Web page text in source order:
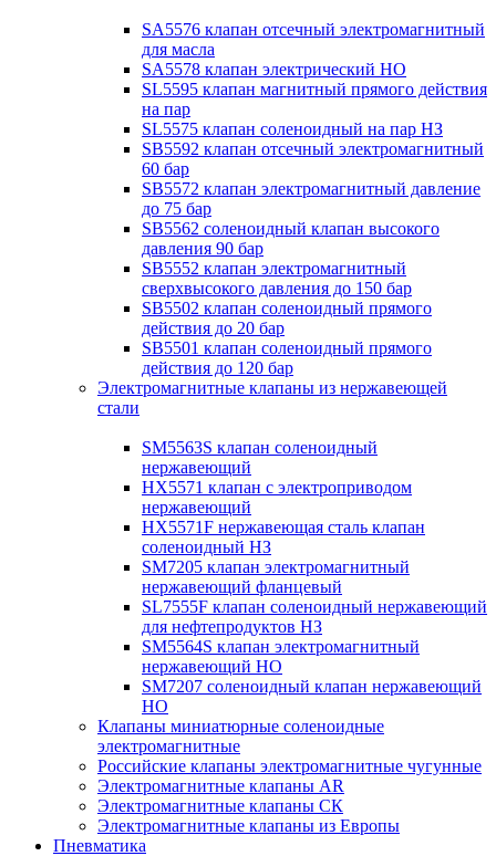
SA5576 клапан отсечный электромагнитный
для масла
SA5578 клапан электрический НО
SL5595 клапан магнитный прямого действия
на пар
SL5575 клапан соленоидный на пар НЗ
SB5592 клапан отсечный электромагнитный
60 бар
SB5572 клапан электромагнитный давление
до 75 бар
SB5562 соленоидный клапан высокого
давления 90 бар
SB5552 клапан электромагнитный
сверхвысокого давления до 150 бар
SB5502 клапан соленоидный прямого
действия до 20 бар
SB5501 клапан соленоидный прямого
действия до 120 бар
Электромагнитные клапаны из нержавеющей
стали
SM5563S клапан соленоидный
нержавеющий
HX5571 клапан с электроприводом
нержавеющий
HX5571F нержавеющая сталь клапан
соленоидный НЗ
SM7205 клапан электромагнитный
нержавеющий фланцевый
SL7555F клапан соленоидный нержавеющий
для нефтепродуктов НЗ
SM5564S клапан электромагнитный
нержавеющий НО
SM7207 соленоидный клапан нержавеющий
НО
Клапаны миниатюрные соленоидные
электромагнитные
Российские клапаны электромагнитные чугунные
Электромагнитные клапаны AR
Электромагнитные клапаны СК
Электромагнитные клапаны из Европы
Пневматика